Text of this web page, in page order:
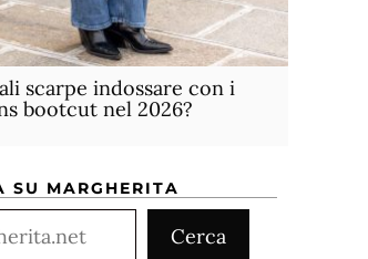
scarpe indossare con i
bootcut nel 2026?
SU MARGHERITA
Cerca